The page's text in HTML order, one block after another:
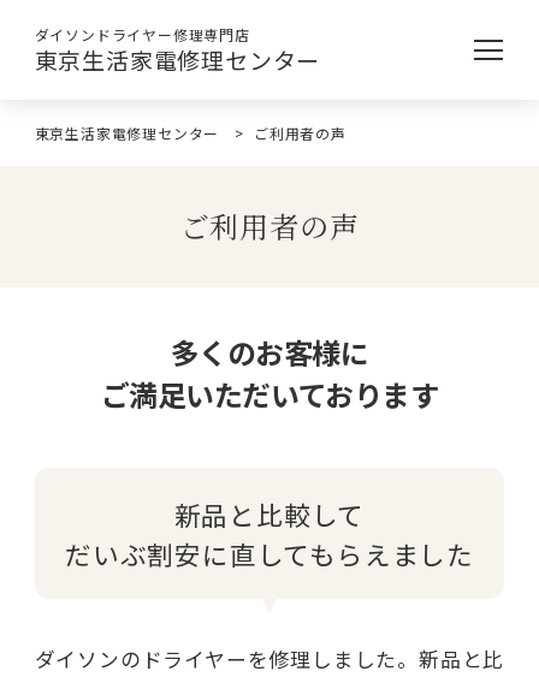
ダイソンドライヤー修理専門店
東京生活家電修理センター
東京生活家電修理センター > ご利用者の声
ご利用者の声
多くのお客様に
ご満足いただいております
新品と比較して
だいぶ割安に直してもらえました
ダイソンのドライヤーを修理しました。新品と比